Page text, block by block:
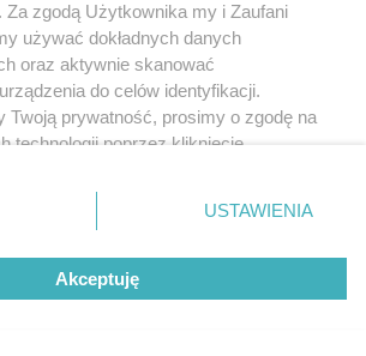
Za zgodą Użytkownika my i Zaufani
używać dokładnych danych
oraz aktywnie skanować
do celów identyfikacji.
Twoją prywatność, prosimy o zgodę na
technologii poprzez kliknięcie
klikając przycisk ustawień prywatności
dolnym rogu strony
danych nie wymagają zgody
masz prawo sprzeciwić się takiemu
będą miały zastosowanie tylko
USTAWIENIA
Akceptuję